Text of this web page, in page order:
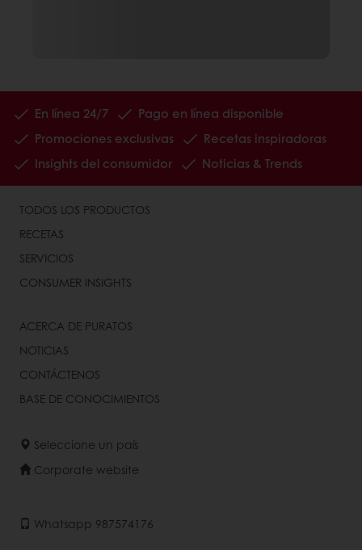
En línea 24/7
Pago en línea disponible
Promociones exclusivas
Recetas inspiradoras
Insights del consumidor
Noticias & Trends
TODOS LOS PRODUCTOS
RECETAS
SERVICIOS
CONSUMER INSIGHTS
ACERCA DE PURATOS
NOTICIAS
CONTÁCTENOS
BASE DE CONOCIMIENTOS
Seleccione un país
Corporate website
Whatsapp 987574176